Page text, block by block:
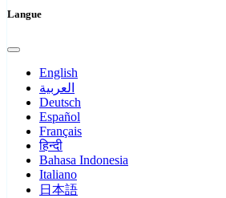
Langue
English
العربية
Deutsch
Español
Français
हिन्दी
Bahasa Indonesia
Italiano
日本語